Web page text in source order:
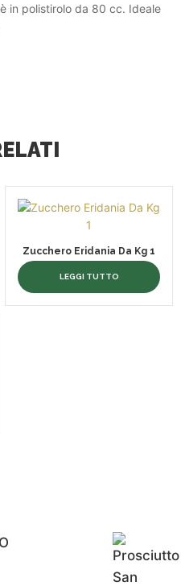
in polistirolo da 80 cc. Ideale
Zucchero Eridania Da Kg 1
LEGGI TUTTO